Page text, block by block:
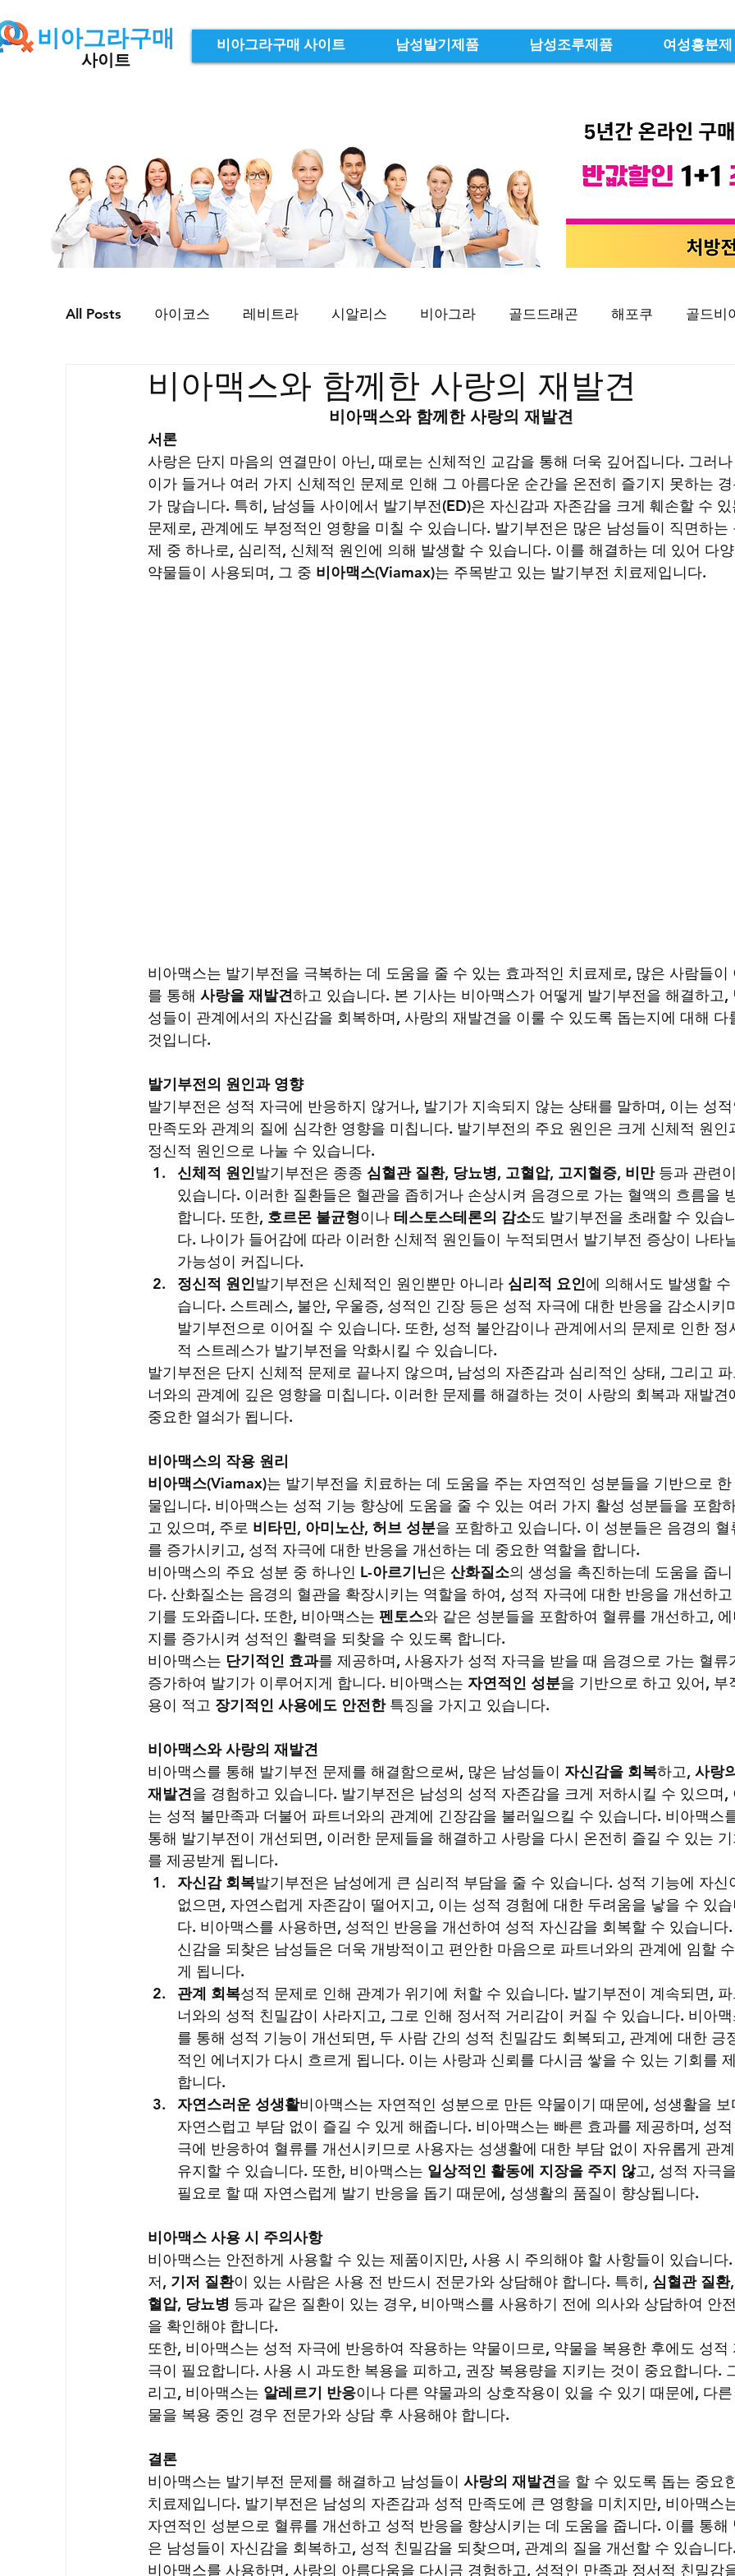
비아그라구매
사이트
비아그라구매 사이트 남성발기제품 남성조루제품 여성흥분제
All Posts 아이코스 레비트라 시알리스 비아그라 골드드래곤 해포쿠 골드비
골드시알리스 프릴리지 필름형센트립 비맥스 필름형비닉스 카마그라
아드레닌
비아맥스와 함께한 사랑의 재발견
비아맥스와 함께한 사랑의 재발견
서론
사랑은 단지 마음의 연결만이 아닌, 때로는 신체적인 교감을 통해 더욱 깊어집니다. 그러
이가 들거나 여러 가지 신체적인 문제로 인해 그 아름다운 순간을 온전히 즐기지 못하는
가 많습니다. 특히, 남성들 사이에서 발기부전(ED)은 자신감과 자존감을 크게 훼손할 수 있
문제로, 관계에도 부정적인 영향을 미칠 수 있습니다. 발기부전은 많은 남성들이 직면하는
제 중 하나로, 심리적, 신체적 원인에 의해 발생할 수 있습니다. 이를 해결하는 데 있어 다
약물들이 사용되며, 그 중 비아맥스(Viamax)는 주목받고 있는 발기부전 치료제입니다.
비아맥스는 발기부전을 극복하는 데 도움을 줄 수 있는 효과적인 치료제로, 많은 사람들이
를 통해 사랑을 재발견하고 있습니다. 본 기사는 비아맥스가 어떻게 발기부전을 해결하고,
성들이 관계에서의 자신감을 회복하며, 사랑의 재발견을 이룰 수 있도록 돕는지에 대해 다
것입니다.
발기부전의 원인과 영향
발기부전은 성적 자극에 반응하지 않거나, 발기가 지속되지 않는 상태를 말하며, 이는 성적
만족도와 관계의 질에 심각한 영향을 미칩니다. 발기부전의 주요 원인은 크게 신체적 원인
정신적 원인으로 나눌 수 있습니다.
신체적 원인발기부전은 종종 심혈관 질환, 당뇨병, 고혈압, 고지혈증, 비만 등과 관련이
있습니다. 이러한 질환들은 혈관을 좁히거나 손상시켜 음경으로 가는 혈액의 흐름을
합니다. 또한, 호르몬 불균형이나 테스토스테론의 감소도 발기부전을 초래할 수 있습
다. 나이가 들어감에 따라 이러한 신체적 원인들이 누적되면서 발기부전 증상이 나타
가능성이 커집니다.
정신적 원인발기부전은 신체적인 원인뿐만 아니라 심리적 요인에 의해서도 발생할 수
습니다. 스트레스, 불안, 우울증, 성적인 긴장 등은 성적 자극에 대한 반응을 감소시키
발기부전으로 이어질 수 있습니다. 또한, 성적 불안감이나 관계에서의 문제로 인한 정
적 스트레스가 발기부전을 악화시킬 수 있습니다.
발기부전은 단지 신체적 문제로 끝나지 않으며, 남성의 자존감과 심리적인 상태, 그리고
너와의 관계에 깊은 영향을 미칩니다. 이러한 문제를 해결하는 것이 사랑의 회복과 재발견
중요한 열쇠가 됩니다.
비아맥스의 작용 원리
비아맥스(Viamax)는 발기부전을 치료하는 데 도움을 주는 자연적인 성분들을 기반으로
물입니다. 비아맥스는 성적 기능 향상에 도움을 줄 수 있는 여러 가지 활성 성분들을 포함
고 있으며, 주로 비타민, 아미노산, 허브 성분을 포함하고 있습니다. 이 성분들은 음경의 혈
를 증가시키고, 성적 자극에 대한 반응을 개선하는 데 중요한 역할을 합니다.
비아맥스의 주요 성분 중 하나인 L-아르기닌은 산화질소의 생성을 촉진하는데 도움을 줍니
다. 산화질소는 음경의 혈관을 확장시키는 역할을 하여, 성적 자극에 대한 반응을 개선하
기를 도와줍니다. 또한, 비아맥스는 펜토스와 같은 성분들을 포함하여 혈류를 개선하고, 에
지를 증가시켜 성적인 활력을 되찾을 수 있도록 합니다.
비아맥스는 단기적인 효과를 제공하며, 사용자가 성적 자극을 받을 때 음경으로 가는 혈류
증가하여 발기가 이루어지게 합니다. 비아맥스는 자연적인 성분을 기반으로 하고 있어, 부
용이 적고 장기적인 사용에도 안전한 특징을 가지고 있습니다.
비아맥스와 사랑의 재발견
비아맥스를 통해 발기부전 문제를 해결함으로써, 많은 남성들이 자신감을 회복하고, 사랑
재발견을 경험하고 있습니다. 발기부전은 남성의 성적 자존감을 크게 저하시킬 수 있으며,
는 성적 불만족과 더불어 파트너와의 관계에 긴장감을 불러일으킬 수 있습니다. 비아맥스
통해 발기부전이 개선되면, 이러한 문제들을 해결하고 사랑을 다시 온전히 즐길 수 있는 기
를 제공받게 됩니다.
자신감 회복발기부전은 남성에게 큰 심리적 부담을 줄 수 있습니다. 성적 기능에 자신
없으면, 자연스럽게 자존감이 떨어지고, 이는 성적 경험에 대한 두려움을 낳을 수 있습
다. 비아맥스를 사용하면, 성적인 반응을 개선하여 성적 자신감을 회복할 수 있습니다
신감을 되찾은 남성들은 더욱 개방적이고 편안한 마음으로 파트너와의 관계에 임할
게 됩니다.
관계 회복성적 문제로 인해 관계가 위기에 처할 수 있습니다. 발기부전이 계속되면,
너와의 성적 친밀감이 사라지고, 그로 인해 정서적 거리감이 커질 수 있습니다. 비아
를 통해 성적 기능이 개선되면, 두 사람 간의 성적 친밀감도 회복되고, 관계에 대한 긍
적인 에너지가 다시 흐르게 됩니다. 이는 사랑과 신뢰를 다시금 쌓을 수 있는 기회를
합니다.
자연스러운 성생활비아맥스는 자연적인 성분으로 만든 약물이기 때문에, 성생활을 보
자연스럽고 부담 없이 즐길 수 있게 해줍니다. 비아맥스는 빠른 효과를 제공하며, 성
극에 반응하여 혈류를 개선시키므로 사용자는 성생활에 대한 부담 없이 자유롭게 관
유지할 수 있습니다. 또한, 비아맥스는 일상적인 활동에 지장을 주지 않고, 성적 자극을
필요로 할 때 자연스럽게 발기 반응을 돕기 때문에, 성생활의 품질이 향상됩니다.
비아맥스 사용 시 주의사항
비아맥스는 안전하게 사용할 수 있는 제품이지만, 사용 시 주의해야 할 사항들이 있습니다.
저, 기저 질환이 있는 사람은 사용 전 반드시 전문가와 상담해야 합니다. 특히, 심혈관 질환,
혈압, 당뇨병 등과 같은 질환이 있는 경우, 비아맥스를 사용하기 전에 의사와 상담하여 안
을 확인해야 합니다.
또한, 비아맥스는 성적 자극에 반응하여 작용하는 약물이므로, 약물을 복용한 후에도 성적
극이 필요합니다. 사용 시 과도한 복용을 피하고, 권장 복용량을 지키는 것이 중요합니다.
리고, 비아맥스는 알레르기 반응이나 다른 약물과의 상호작용이 있을 수 있기 때문에, 다
물을 복용 중인 경우 전문가와 상담 후 사용해야 합니다.
결론
비아맥스는 발기부전 문제를 해결하고 남성들이 사랑의 재발견을 할 수 있도록 돕는 중요
치료제입니다. 발기부전은 남성의 자존감과 성적 만족도에 큰 영향을 미치지만, 비아맥스
자연적인 성분으로 혈류를 개선하고 성적 반응을 향상시키는 데 도움을 줍니다. 이를 통해
은 남성들이 자신감을 회복하고, 성적 친밀감을 되찾으며, 관계의 질을 개선할 수 있습니다.
비아맥스를 사용하면, 사랑의 아름다움을 다시금 경험하고, 성적인 만족과 정서적 친밀감